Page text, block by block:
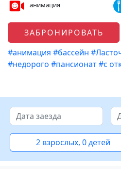
анимация
ЗАБРОНИРОВАТЬ
#анимация #бассейн
#недорого #пансионат#с
2 взрослых, 0 детей